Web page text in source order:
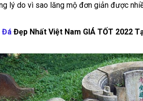
lý do vì sao lăng mộ đơn giản được
Đá Đẹp Nhất Việt Nam GIÁ TỐT 2022